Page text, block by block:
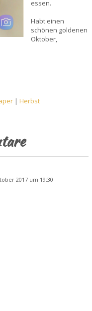
essen.
Habt einen
schönen goldenen
Oktober,
|Herbst
2017 um 19:30